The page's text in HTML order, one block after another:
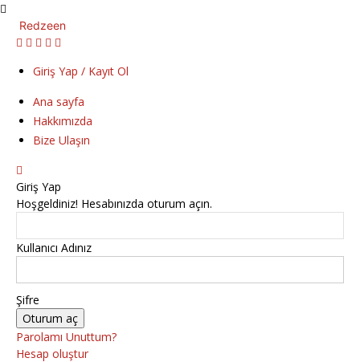
Redzeen
Giriş Yap / Kayıt Ol
Ana sayfa
Hakkımızda
Bize Ulaşın
Giriş Yap
Hoşgeldiniz! Hesabınızda oturum açın.
Kullanıcı Adınız
Şifre
Parolamı Unuttum?
Hesap oluştur